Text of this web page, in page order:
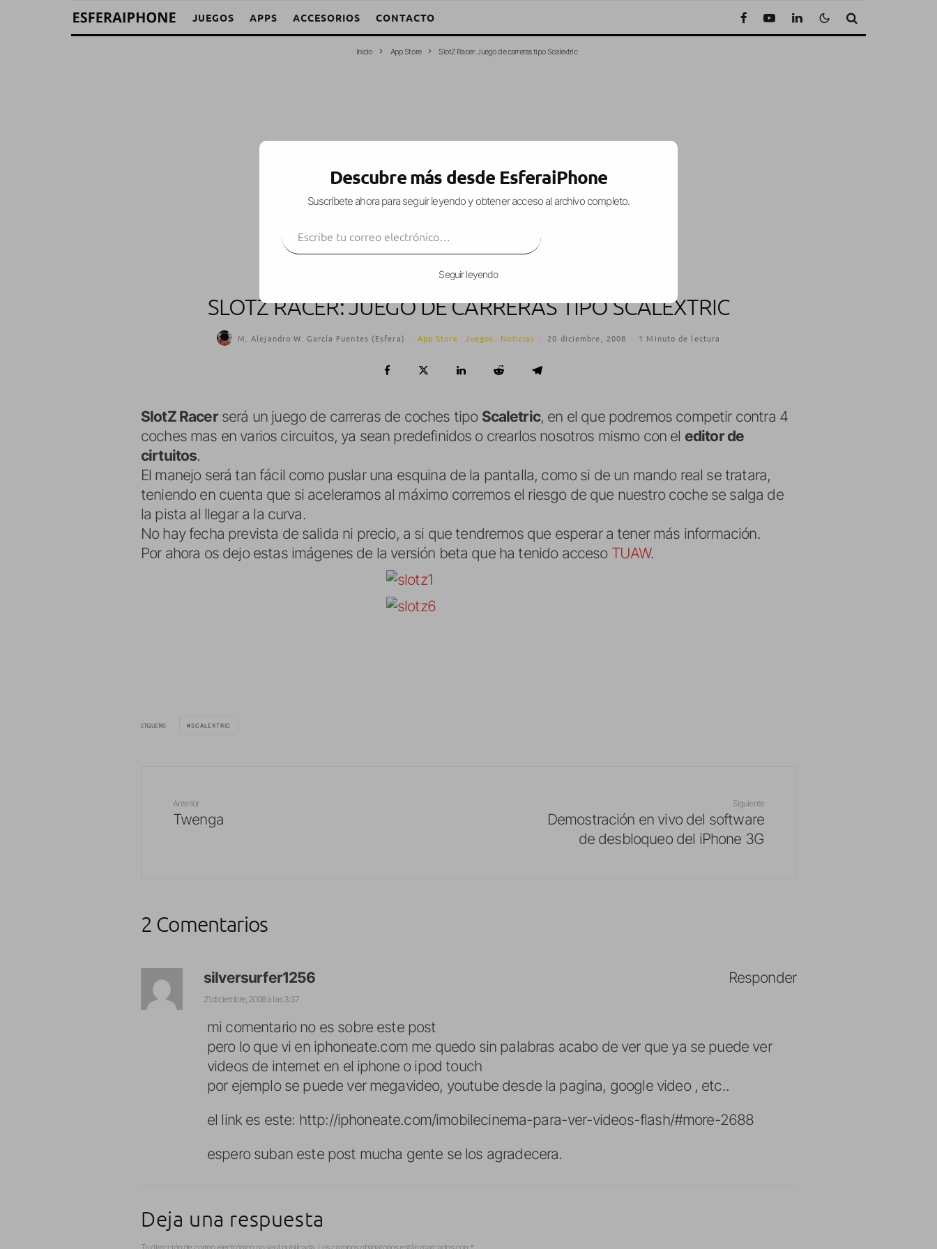
JUEGOS APPS ACCESORIOS CONTACTO
Inicio App Store SlotZ Racer: Juego de carreras tipo Scalextric
SLOTZ RACER: JUEGO DE CARRERAS TIPO SCALEXTRIC
M. Alejandro W. García Fuentes (Esfera) · App Store Juegos Noticias · 20 diciembre, 2008 · 1 Minuto de lectura
SlotZ Racerserá un juego de carreras de coches tipo Scaletric, en el que podremos competir contra 4
coches mas en varios circuitos, ya sean predefinidos o crearlos nosotros mismo con el editor de
cirtuitos.
El manejo será tan fácil como puslar una esquina de la pantalla, como si de un mando real se tratara,
teniendo en cuenta que si aceleramos al máximo corremos el riesgo de que nuestro coche se salga de
la pista al llegar a la curva.
No hay fecha prevista de salida ni precio, a si que tendremos que esperar a tener más información.
Por ahora os dejo estas imágenes de la versión beta que ha tenido acceso TUAW.
ETIQUETAS SCALEXTRIC
Anterior
Twenga
Siguiente
Demostración en vivo del software
de desbloqueo del iPhone 3G
2 Comentarios
silversurfer1256
21 diciembre, 2008 a las 3:37
mi comentario no es sobre este post
pero lo que vi en iphoneate.com me quedo sin palabras acabo de ver que ya se puede ver
videos de internet en el iphone o ipod touch
por ejemplo se puede ver megavideo, youtube desde la pagina, google video , etc..
el link es este: http://iphoneate.com/imobilecinema-para-ver-videos-flash/#more-2688
espero suban este post mucha gente se los agradecera.
Responder
Deja una respuesta
Descubre más desde EsferaiPhone
Suscríbete ahora para seguir leyendo y obtener acceso al archivo completo.
Seguir leyendo